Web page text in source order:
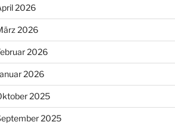
2026
2026
2026
2026
2025
2025